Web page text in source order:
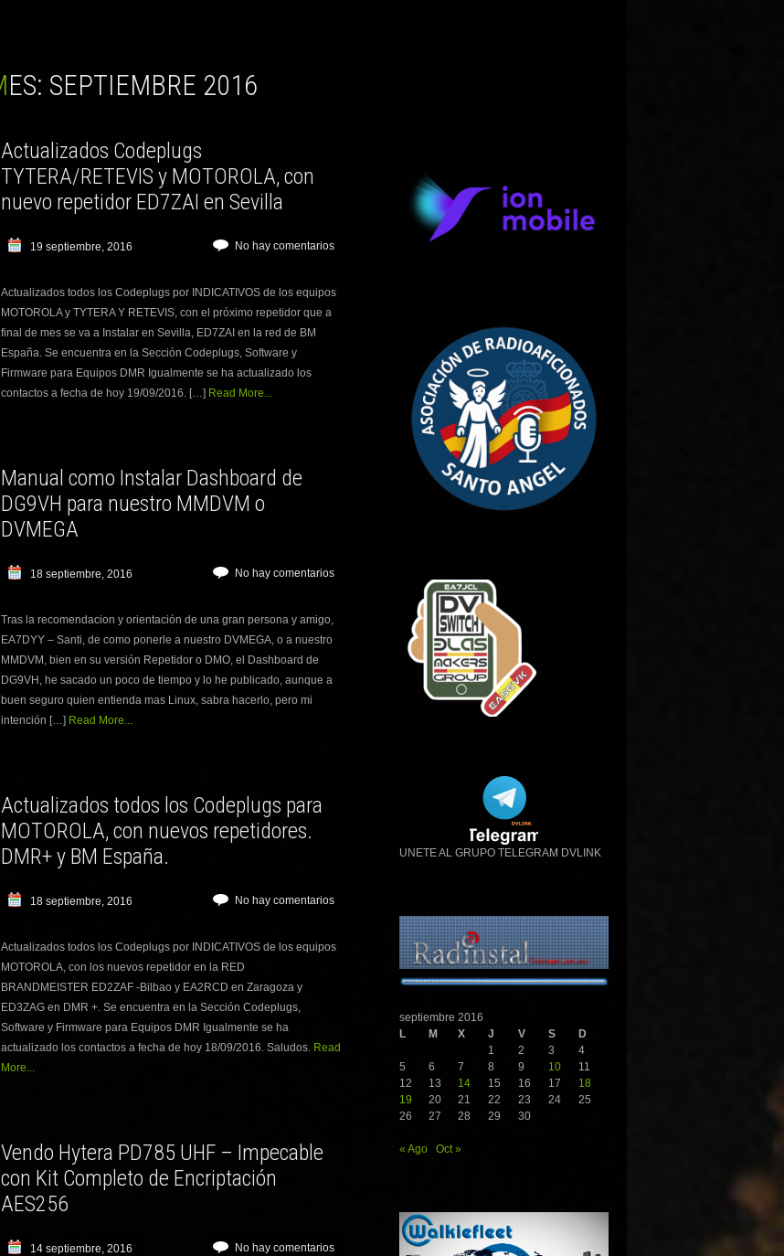
MES: SEPTIEMBRE 2016
Actualizados Codeplugs
TYTERA/RETEVIS y MOTOROLA, con
nuevo repetidor ED7ZAI en Sevilla
19 septiembre, 2016 No hay comentarios
Actualizados todos los Codeplugs por INDICATIVOS de los equipos
MOTOROLA y TYTERA Y RETEVIS, con el próximo repetidor que a
final de mes se va a Instalar en Sevilla, ED7ZAI en la red de BM
España. Se encuentra en la Sección Codeplugs, Software y
Firmware para Equipos DMR Igualmente se ha actualizado los
contactos a fecha de hoy 19/09/2016. […] Read More...
Manual como Instalar Dashboard de
DG9VH para nuestro MMDVM o
DVMEGA
18 septiembre, 2016 No hay comentarios
Tras la recomendacion y orientación de una gran persona y amigo,
EA7DYY – Santi, de como ponerle a nuestro DVMEGA, o a nuestro
MMDVM, bien en su versión Repetidor o DMO, el Dashboard de
DG9VH, he sacado un poco de tiempo y lo he publicado, aunque a
buen seguro quien entienda mas Linux, sabra hacerlo, pero mi
intención […] Read More...
Actualizados todos los Codeplugs para
MOTOROLA, con nuevos repetidores.
DMR+ y BM España.
18 septiembre, 2016 No hay comentarios
Actualizados todos los Codeplugs por INDICATIVOS de los equipos
MOTOROLA, con los nuevos repetidor en la RED
BRANDMEISTER ED2ZAF -Bilbao y EA2RCD en Zaragoza y
ED3ZAG en DMR +. Se encuentra en la Sección Codeplugs,
Software y Firmware para Equipos DMR Igualmente se ha
actualizado los contactos a fecha de hoy 18/09/2016. Saludos. Read
More...
Vendo Hytera PD785 UHF – Impecable
con Kit Completo de Encriptación
AES256
14 septiembre, 2016 No hay comentarios
UNETE AL GRUPO TELEGRAM DVLINK
septiembre 2016
L
M X J V S
D
1
2 3
4
5
6 7 8 9 10
11
12
13 14 15 16 17
18
19
20 21 22 23 24
25
26
27 28 29 30
« Ago Oct »